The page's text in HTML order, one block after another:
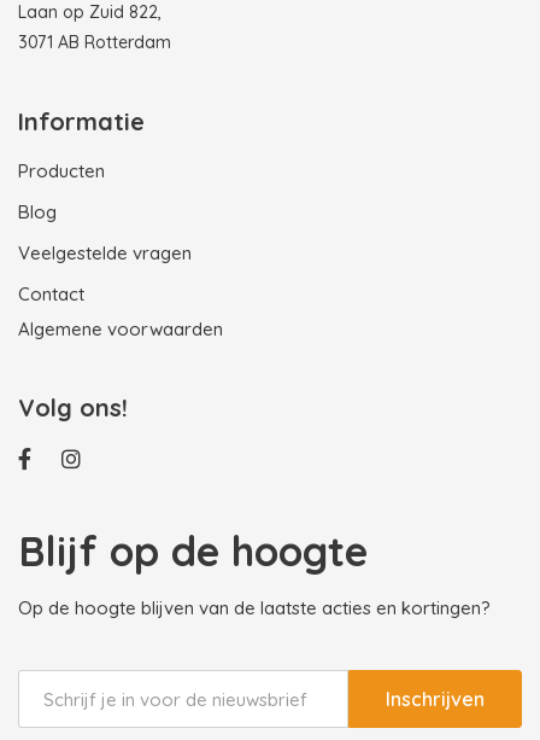
Laan op Zuid 822,
3071 AB Rotterdam
Informatie
Producten
Blog
Veelgestelde vragen
Contact
Algemene voorwaarden
Volg ons!
Blijf op de hoogte
Op de hoogte blijven van de laatste acties en kortingen?
Inschrijven